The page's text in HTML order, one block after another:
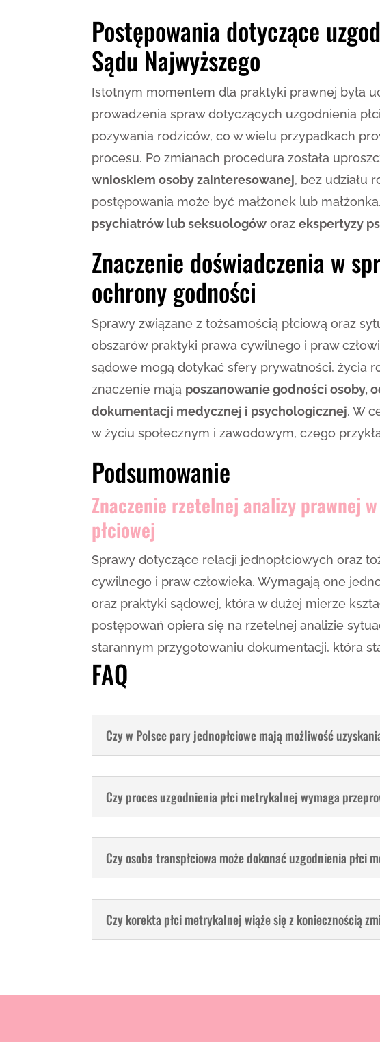
Postępowania dotyczące
Sądu Najwyższego
Istotnym momentem dla praktyki prawnej była
prowadzenia spraw dotyczących uzgodnienia
pozywania rodziców, co w wielu przypadkach
procesu. Po zmianach procedura została
wnioskiem osoby zainteresowanej, bez udziału
postępowania może być małżonek lub
psychiatrów lub seksuologów orazekspertyzy
Znaczenie doświadczenia w
ochrony godności
Sprawy związane z tożsamością płciową oraz
obszarów praktyki prawa cywilnego i praw
sądowe mogą dotykać sfery prywatności, życia
znaczenie mają poszanowanie godności osoby,
dokumentacji medycznej i psychologicznej. W
w życiu społecznym i zawodowym, czego
Podsumowanie
Znaczenie rzetelnej analizy prawnej
płciowej
Sprawy dotyczące relacji jednopłciowych oraz
cywilnego i praw człowieka. Wymagają one
oraz praktyki sądowej, która w dużej mierze
postępowań opiera się na rzetelnej analizie
starannym przygotowaniu dokumentacji, która
FAQ
Czy w Polsce pary jednopłciowe mają możliwość
Czy proces uzgodnienia płci metrykalnej wymaga
Czy osoba transpłciowa może dokonać uzgodnienia
Czy korekta płci metrykalnej wiąże się z koniecznością